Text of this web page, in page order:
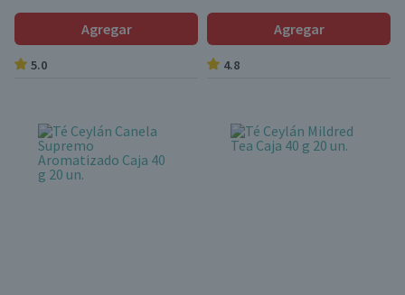
Agregar
5.0
Agregar
4.8